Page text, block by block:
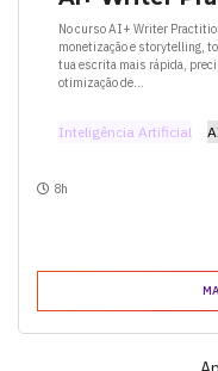
No curso AI+ Writer
monetização e storytelling,
tua escrita mais rápida,
otimização de...
Inteligência Artificial
8h